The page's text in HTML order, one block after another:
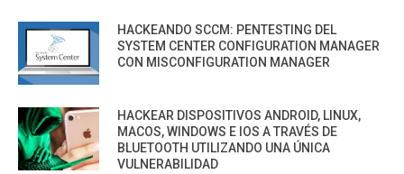
HACKEANDO SCCM: PENTESTING DEL
SYSTEM CENTER CONFIGURATION MANAGER
CON MISCONFIGURATION MANAGER
HACKEAR DISPOSITIVOS ANDROID, LINUX,
MACOS, WINDOWS E IOS A TRAVÉS DE
BLUETOOTH UTILIZANDO UNA ÚNICA
VULNERABILIDAD